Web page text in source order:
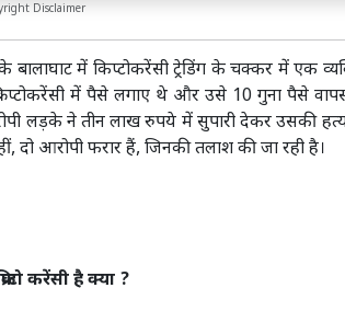
Disclaimer
बालाघाट में किप्टोकरेंसी ट्रेडिंग के चक्कर में एक
में पैसे लगाए थे और उसे 10 गुना पैसे
लड़के ने तीन लाख रुपये में सुपारी देकर उसकी
दो आरोपी फरार हैं, जिनकी तलाश की जा रही है।
करेंसी है क्या ?